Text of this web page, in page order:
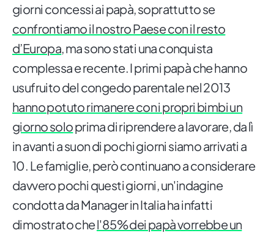
giorni concessi ai papà, soprattutto se
confrontiamo il nostro Paese con il resto
d’Europa, ma sono stati una conquista
complessa e recente. I primi papà che hanno
usufruito del congedo parentale nel 2013
hanno potuto rimanere con i propri bimbi un
giorno soloprima di riprendere a lavorare, da lì
in avanti a suon di pochi giorni siamo arrivati a
10. Le famiglie, però continuano a considerare
davvero pochi questi giorni, un'indagine
condotta da Manager in Italia ha infatti
dimostrato chel'85% dei papà vorrebbe un